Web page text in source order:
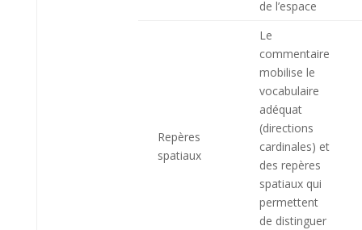
de l’espace
Repères
spatiaux
Le
commentaire
mobilise le
vocabulaire
adéquat
(directions
cardinales) et
des repères
spatiaux qui
permettent
de distinguer